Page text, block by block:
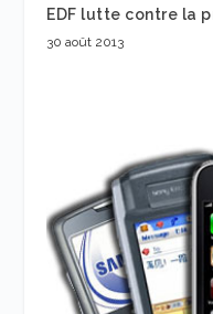
EDF lutte contre la
30 août 2013